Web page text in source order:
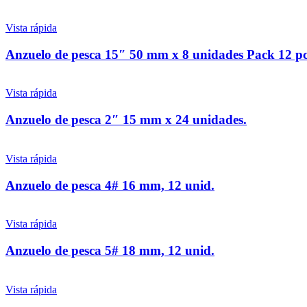
Vista rápida
Anzuelo de pesca 15″ 50 mm x 8 unidades Pack 12
Vista rápida
Anzuelo de pesca 2″ 15 mm x 24 unidades.
Vista rápida
Anzuelo de pesca 4# 16 mm, 12 unid.
Vista rápida
Anzuelo de pesca 5# 18 mm, 12 unid.
Vista rápida